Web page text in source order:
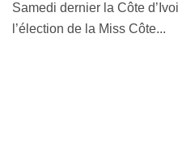
Samedi dernier la Côte d’Ivoire a retenu son souffle devant
l’élection de la Miss Côte...